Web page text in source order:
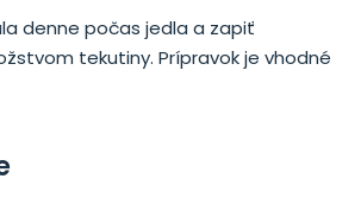
denne počas jedla a zapiť
tekutiny. Prípravok je vhodné